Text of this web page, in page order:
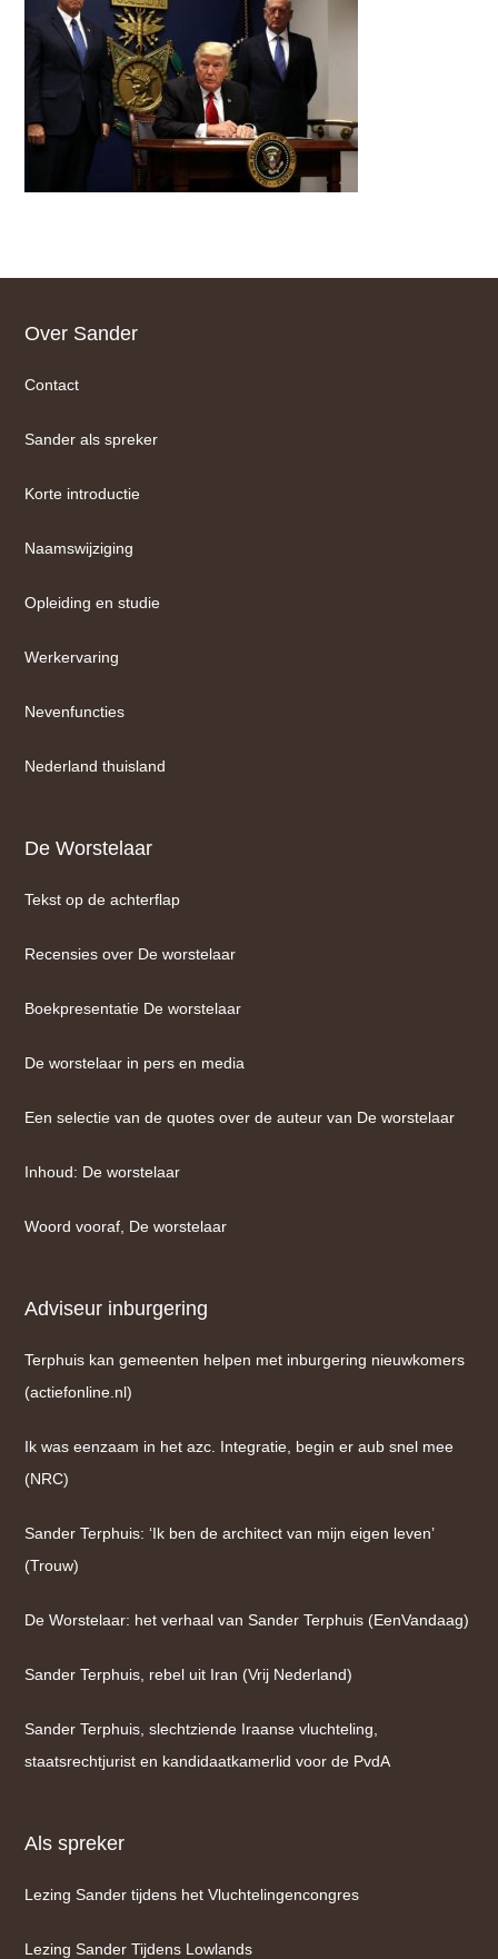
Footer
Over Sander
Contact
Sander als spreker
Korte introductie
Naamswijziging
Opleiding en studie
Werkervaring
Nevenfuncties
Nederland thuisland
De Worstelaar
Tekst op de achterflap
Recensies over De worstelaar
Boekpresentatie De worstelaar
De worstelaar in pers en media
Een selectie van de quotes over de auteur van De worstelaar
Inhoud: De worstelaar
Woord vooraf, De worstelaar
Adviseur inburgering
Terphuis kan gemeenten helpen met inburgering nieuwkomers
(actiefonline.nl)
Ik was eenzaam in het azc. Integratie, begin er aub snel mee
(NRC)
Sander Terphuis: ‘Ik ben de architect van mijn eigen leven’
(Trouw)
De Worstelaar: het verhaal van Sander Terphuis (EenVandaag)
Sander Terphuis, rebel uit Iran (Vrij Nederland)
Sander Terphuis, slechtziende Iraanse vluchteling,
staatsrechtjurist en kandidaatkamerlid voor de PvdA
Als spreker
Lezing Sander tijdens het Vluchtelingencongres
Lezing Sander Tijdens Lowlands